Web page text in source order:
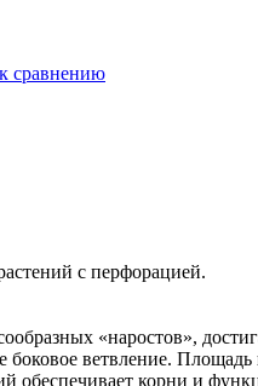
сравнению
с перфорацией.
«наростов»,
боковое ветвление. Площадь
обеспечивает корни и